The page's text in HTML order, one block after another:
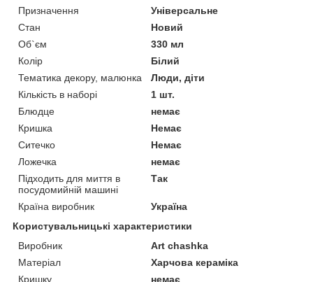
Призначення
Універсальне
Стан
Новий
Об`єм
330 мл
Колір
Білий
Тематика декору, малюнка
Люди, діти
Кількість в наборі
1 шт.
Блюдце
немає
Кришка
Немає
Ситечко
Немає
Ложечка
немає
Підходить для миття в
посудомийній машині
Так
Країна виробник
Україна
Користувальницькі характеристики
Виробник
Art chashka
Матеріал
Харчова кераміка
Кришку
немає